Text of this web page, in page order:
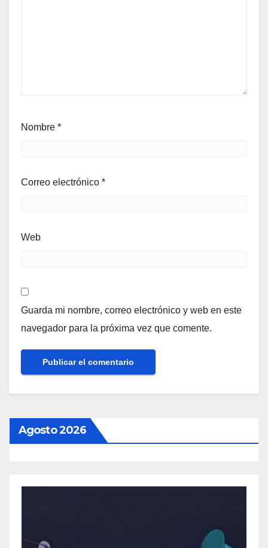
Nombre *
Correo electrónico *
Web
Guarda mi nombre, correo electrónico y web en este
navegador para la próxima vez que comente.
Agosto 2026